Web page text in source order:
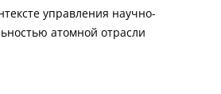
управления научно-
атомной отрасли